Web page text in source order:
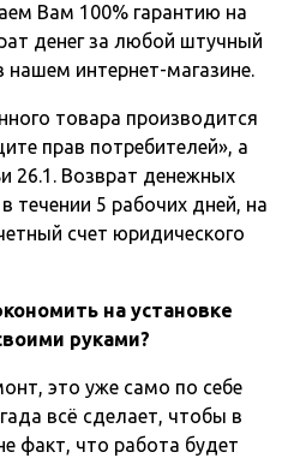
Вам 100% гарантию на
денег за любой штучный
нашем интернет-магазине.
товара производится
прав потребителей», а
26.1. Возврат денежных
течении 5 рабочих дней, на
счет юридического
на установке
руками?
это уже само по себе
всё сделает, чтобы в
факт, что работа будет